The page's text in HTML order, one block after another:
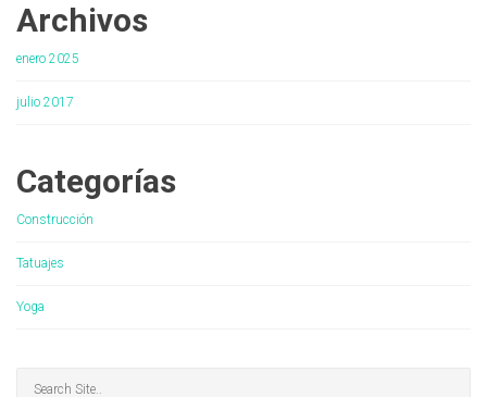
Archivos
enero 2025
julio 2017
Categorías
Construcción
Tatuajes
Yoga